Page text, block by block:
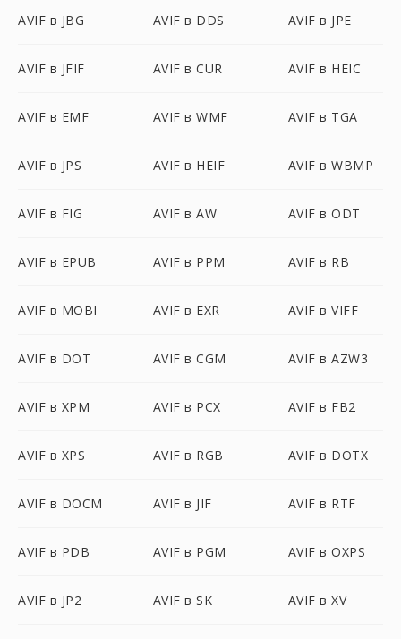
AVIF в JBG AVIF в DDS AVIF в JPE
AVIF в JFIF AVIF в CUR AVIF в HEIC
AVIF в EMF AVIF в WMF AVIF в TGA
AVIF в JPS AVIF в HEIF AVIF в WBMP
AVIF в FIG AVIF в AW AVIF в ODT
AVIF в EPUB AVIF в PPM AVIF в RB
AVIF в MOBI AVIF в EXR AVIF в VIFF
AVIF в DOT AVIF в CGM AVIF в AZW3
AVIF в XPM AVIF в PCX AVIF в FB2
AVIF в XPS AVIF в RGB AVIF в DOTX
AVIF в DOCM AVIF в JIF AVIF в RTF
AVIF в PDB AVIF в PGM AVIF в OXPS
AVIF в JP2 AVIF в SK AVIF в XV